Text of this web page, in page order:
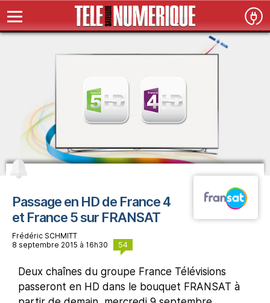
Passage en HD de France 4
et France 5 sur FRANSAT
Frédéric SCHMITT
8 septembre 2015 à 16h30
54
Deux chaînes du groupe France Télévisions
passeront en HD dans le bouquet FRANSAT à